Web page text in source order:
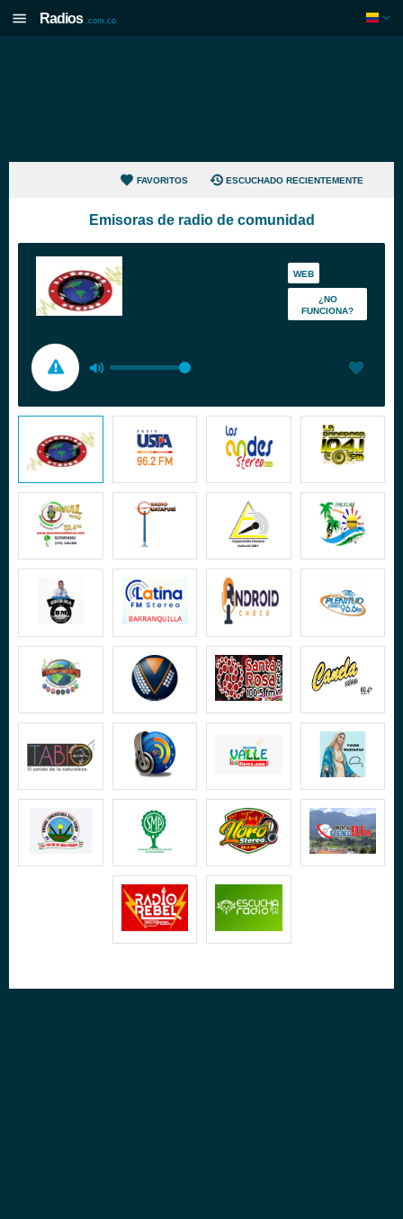
Radios .com.co
FAVORITOS ESCUCHADO RECIENTEMENTE
Emisoras de radio de comunidad
WEB
¿NO
FUNCIONA?